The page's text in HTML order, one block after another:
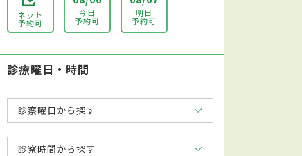
ネット
予約可
今日
予約可
明日
予約可
診療曜日・時間
診察曜日から探す
診察時間から探す